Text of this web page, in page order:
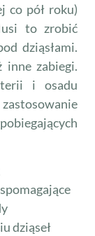
co pół roku)
to zrobić
dziąsłami.
inne zabiegi.
i osadu
dziąseł